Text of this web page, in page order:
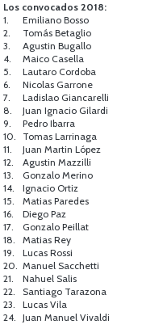
Los convocados 2018:
1.
Emiliano Bosso
2.
Tomás Betaglio
3.
Agustin Bugallo
4.
Maico Casella
5.
Lautaro Cordoba
6.
Nicolas Garrone
7.
Ladislao Giancarelli
8.
Juan Ignacio Gilardi
9.
Pedro Ibarra
10.
Tomas Larrinaga
11.
Juan Martin López
12.
Agustin Mazzilli
13.
Gonzalo Merino
14.
Ignacio Ortiz
15.
Matias Paredes
16.
Diego Paz
17.
Gonzalo Peillat
18.
Matias Rey
19.
Lucas Rossi
20. Manuel Sacchetti
21.
Nahuel Salis
22.
Santiago Tarazona
23.
Lucas Vila
24.
Juan Manuel Vivaldi